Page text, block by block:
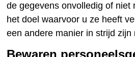
de gegevens onvolledig of niet
het doel waarvoor u ze heeft
een andere manier in strijd zijn
Bewaren